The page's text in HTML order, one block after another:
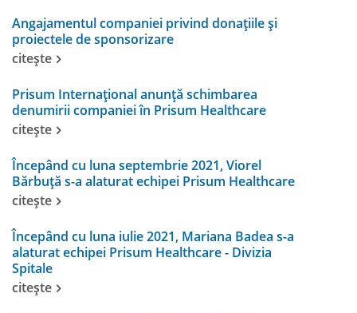
Angajamentul companiei privind donațiile și
proiectele de sponsorizare
citește
Prisum Internațional anunţă schimbarea
denumirii companiei în Prisum Healthcare
citește
Începând cu luna septembrie 2021, Viorel
Bărbuță s-a alaturat echipei Prisum Healthcare
citește
Începând cu luna iulie 2021, Mariana Badea s-a
alaturat echipei Prisum Healthcare - Divizia
Spitale
citește